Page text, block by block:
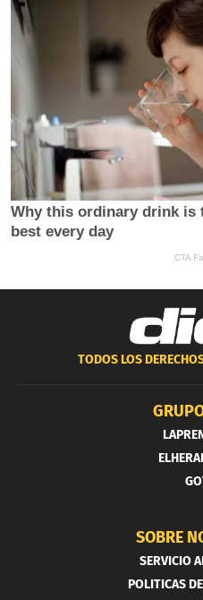
TODOS LOS
SOBRE
SERVICIO
POLITICAS